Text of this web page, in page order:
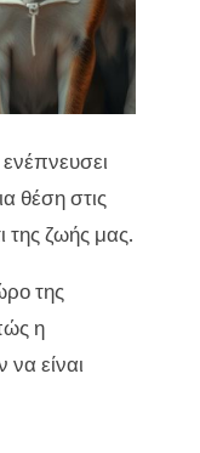
θέση στις
της ζωής μας.
της
η
να είναι